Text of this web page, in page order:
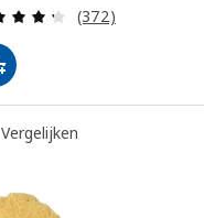
Beoordeling:
(372)
Vergelijken